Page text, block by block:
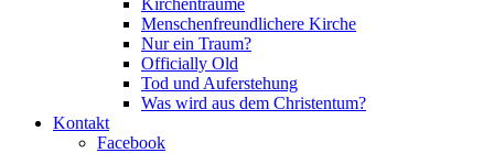
Kirchenträume
Menschenfreundlichere Kirche
Nur ein Traum?
Officially Old
Tod und Auferstehung
Was wird aus dem Christentum?
Kontakt
Facebook